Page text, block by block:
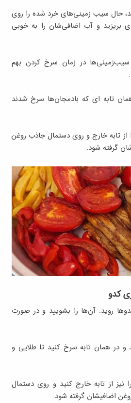
حال سیب زمینی‌های خرد شده را روی
بریزید و آب اضافی‌شان را به خوبی
در زمان سرخ کردن بهم
تابه ای که بادمجان‌ها سرخ شدند
تابه خارج و روی دستمال جاذب روغن
گرفته شود.
کدو
روید. آن‌ها را بشویید و در صورت
و در همان تابه سرخ کنید تا طلایی و
از تابه خارج کنید و روی دستمال
اضافیشان گرفته شود.